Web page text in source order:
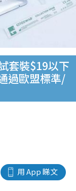
套裝$19以下
過歐盟標準/
用 App 睇文